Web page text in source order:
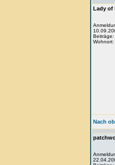
Lady of
Beiträge:
Nach